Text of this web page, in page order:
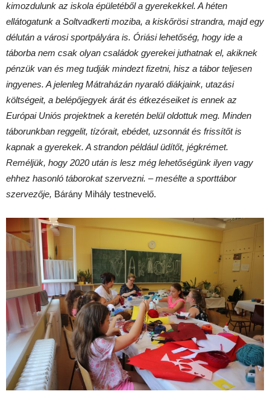
kimozdulunk az iskola épületéből a gyerekekkel. A héten
ellátogatunk a Soltvadkerti moziba, a kiskőrösi strandra, majd egy
délután a városi sportpályára is. Óriási lehetőség, hogy ide a
táborba nem csak olyan családok gyerekei juthatnak el, akiknek
pénzük van és meg tudják mindezt fizetni, hisz a tábor teljesen
ingyenes. A jelenleg Mátraházán nyaraló diákjaink, utazási
költségeit, a belépőjegyek árát és étkezéseiket is ennek az
Európai Uniós projektnek a keretén belül oldottuk meg. Minden
táborunkban reggelit, tízórait, ebédet, uzsonnát és frissítőt is
kapnak a gyerekek. A strandon például üdítőt, jégkrémet.
Reméljük, hogy 2020 után is lesz még lehetőségünk ilyen vagy
ehhez hasonló táborokat szervezni. – mesélte a sporttábor
szervezője, Bárány Mihály testnevelő.